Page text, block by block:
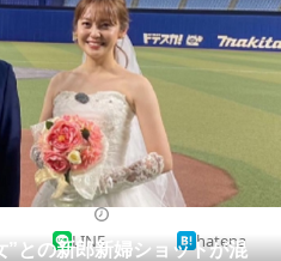
ニュース
地域
教育・育児
リサーチ
との新郎新婦ショットが混
LINE hatena